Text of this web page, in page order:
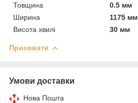
Товщина
0.5 мм
Ширина
1175 мм
Висота хвилі
30 мм
Приховати
Умови доставки
Нова Пошта